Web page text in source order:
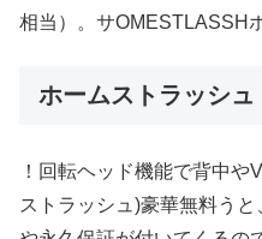
相当）。サOMESTLASSH
ホームストラッシュ
！回転ヘッド機能で背中や
ストラッシュ)豪華無料う